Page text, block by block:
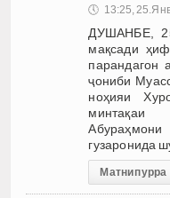
🕔 13:25,
ДУШАНБЕ,
мақсади
парандагон
ҷониби
ноҳияи
минтақаи
гузаронида
Матни пурра